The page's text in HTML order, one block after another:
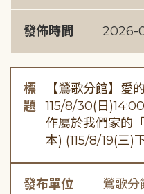
發佈時間 2026-
標
題
【鶯歌分館】愛
115/8/30(日
作屬於我們家的
本) (115/8/19(三)
發布單位 鶯歌分